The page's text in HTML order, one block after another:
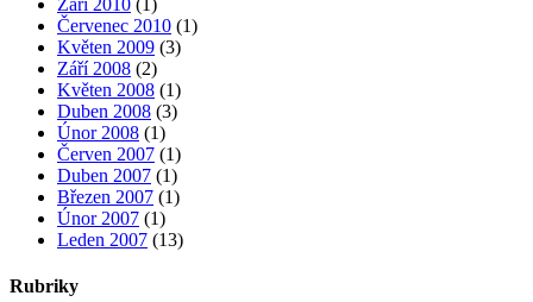
Červenec 2010 (1)
Květen 2009 (3)
Září 2008 (2)
Květen 2008 (1)
Duben 2008 (3)
Únor 2008 (1)
Červen 2007 (1)
Duben 2007 (1)
Březen 2007 (1)
Únor 2007 (1)
Leden 2007 (13)
Rubriky